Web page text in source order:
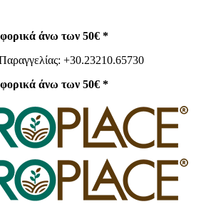
άνω των 50€ *
+30.23210.65730
άνω των 50€ *